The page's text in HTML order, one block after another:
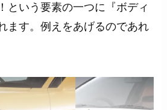
という要素の一つに『ボディ
ます。例えをあげるのであれ